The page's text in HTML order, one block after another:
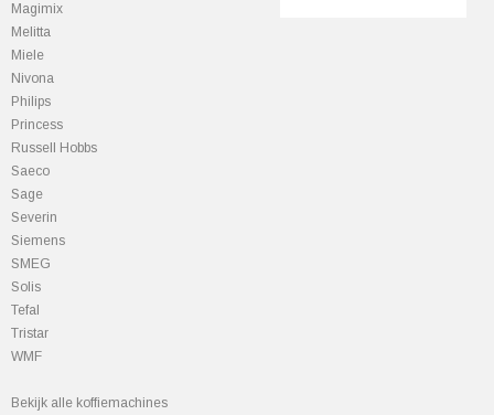
Magimix
Melitta
Miele
Nivona
Philips
Princess
Russell Hobbs
Saeco
Sage
Severin
Siemens
SMEG
Solis
Tefal
Tristar
WMF
Bekijk alle koffiemachines